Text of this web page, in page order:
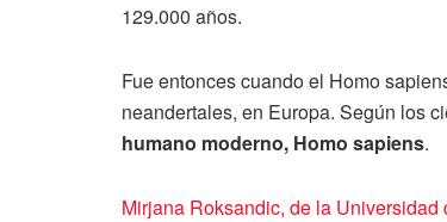
129.000 años.
Fue entonces cuando el Homo
neandertales, en Europa. Según los
humano moderno, Homo sapiens.
Mirjana Roksandic, de la Universidad